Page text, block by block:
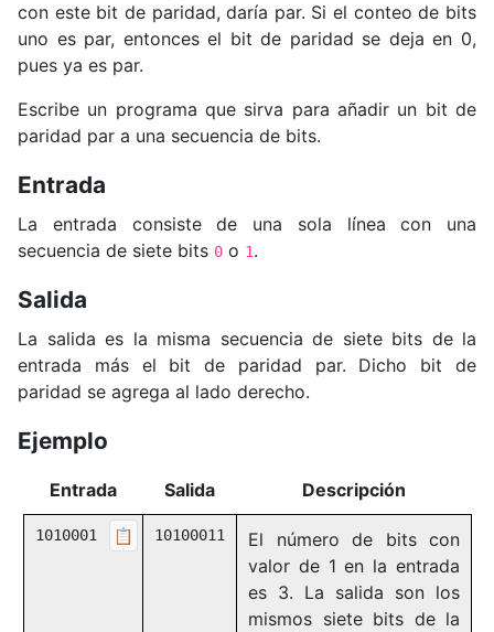
con este bit de paridad, daría par. Si el conteo de bits
uno es par, entonces el bit de paridad se deja en 0,
pues ya es par.
Escribe un programa que sirva para añadir un bit de
paridad par a una secuencia de bits.
Entrada
La entrada consiste de una sola línea con una
secuencia de siete bits 0 o 1.
Salida
La salida es la misma secuencia de siete bits de la
entrada más el bit de paridad par. Dicho bit de
paridad se agrega al lado derecho.
Ejemplo
Entrada Salida Descripción
📋
1010001 10100011
El número de bits con
valor de 1 en la entrada
es 3. La salida son los
mismos siete bits de la